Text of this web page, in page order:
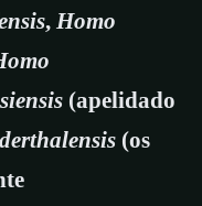
, Homo
(apelidado
(os